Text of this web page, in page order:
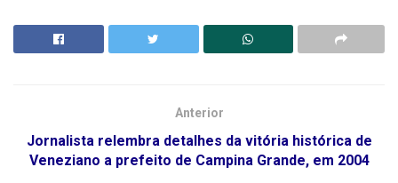
Anterior
Jornalista relembra detalhes da vitória histórica de
Veneziano a prefeito de Campina Grande, em 2004